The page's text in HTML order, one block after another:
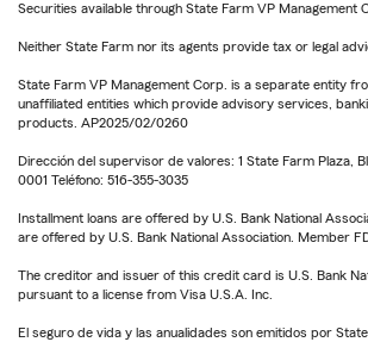
Securities available through State Farm VP Management
Neither State Farm nor its agents provide tax or legal
State Farm VP Management Corp. is a separate entity
unaffiliated entities which provide advisory services,
products. AP2025/02/0260
Dirección del supervisor de valores: 1 State Farm Plaza,
0001 Teléfono: 516-355-3035
Installment loans are offered by U.S. Bank National
are offered by U.S. Bank National Association. Member
The creditor and issuer of this credit card is U.S. Bank
pursuant to a license from Visa U.S.A. Inc.
El seguro de vida y las anualidades son emitidos por